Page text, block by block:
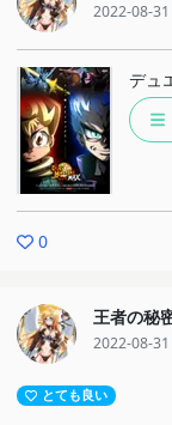
2022-08-
デュ
0
王者の秘
2022-08-
とても良い